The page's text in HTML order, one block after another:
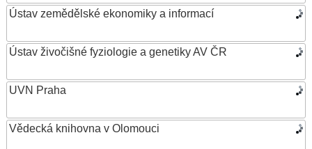
Ústav zemědělské ekonomiky a informací
Ústav živočišné fyziologie a genetiky AV ČR
UVN Praha
Vědecká knihovna v Olomouci